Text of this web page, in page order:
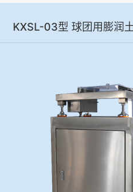
KXSL-03型 球团用膨润